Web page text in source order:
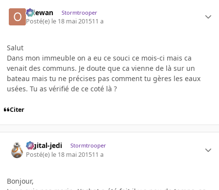
Oliewan Stormtrooper
Posté(e) le 18 mai 201511 a
Salut
Dans mon immeuble on a eu ce souci ce mois-ci mais ca
venait des communs. Je doute que ca vienne de là sur un
bateau mais tu ne précises pas comment tu gères les eaux
usées. Tu as vérifié de ce coté là ?
Citer
digital-jedi Stormtrooper
Posté(e) le 18 mai 201511 a
Bonjour,